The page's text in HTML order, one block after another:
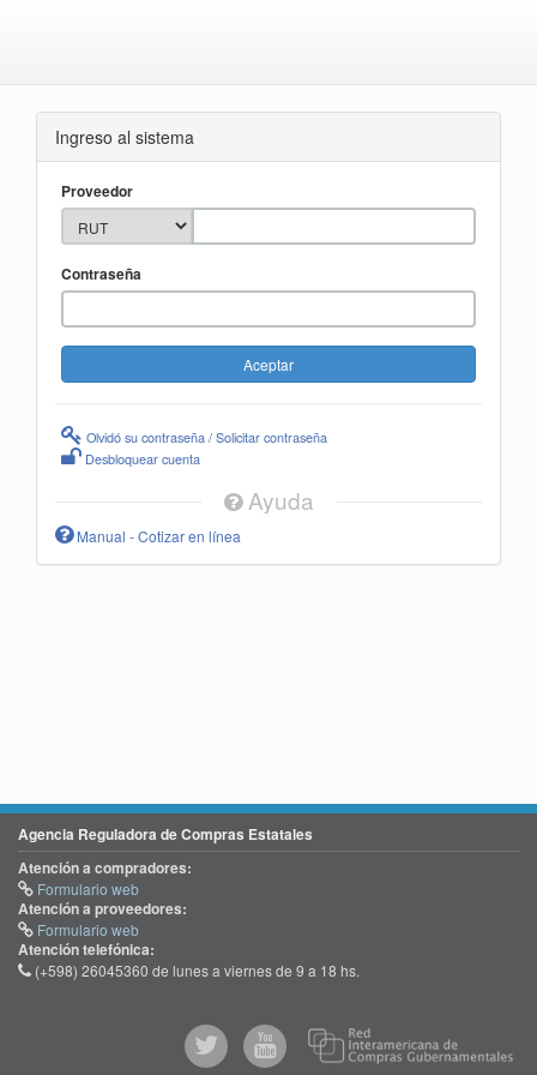
Ingreso al sistema
Proveedor
Contraseña
Olvidó su contraseña / Solicitar contraseña
Desbloquear cuenta
Ayuda
Manual - Cotizar en línea
Agencia Reguladora de Compras Estatales
Atención a compradores:
Formulario web
Atención a proveedores:
Formulario web
Atención telefónica:
(+598) 26045360 de lunes a viernes de 9 a 18 hs.
@comprasgubuy
ACCE